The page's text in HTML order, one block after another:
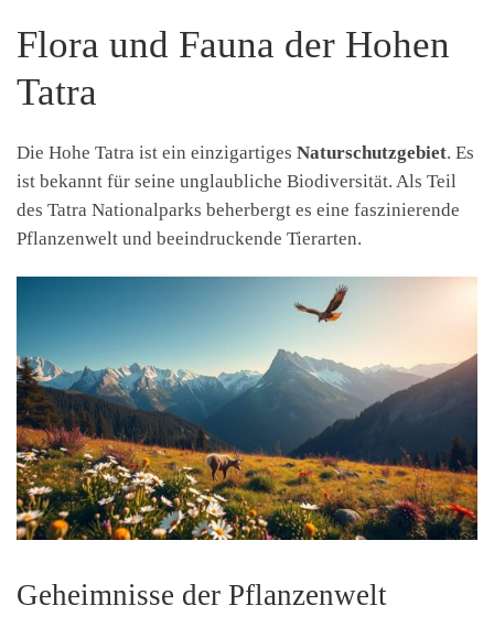
Flora und Fauna der Hohen
Tatra
Die Hohe Tatra ist ein einzigartiges Naturschutzgebiet. Es
ist bekannt für seine unglaubliche Biodiversität. Als Teil
des Tatra Nationalparks beherbergt es eine faszinierende
Pflanzenwelt und beeindruckende Tierarten.
Geheimnisse der Pflanzenwelt